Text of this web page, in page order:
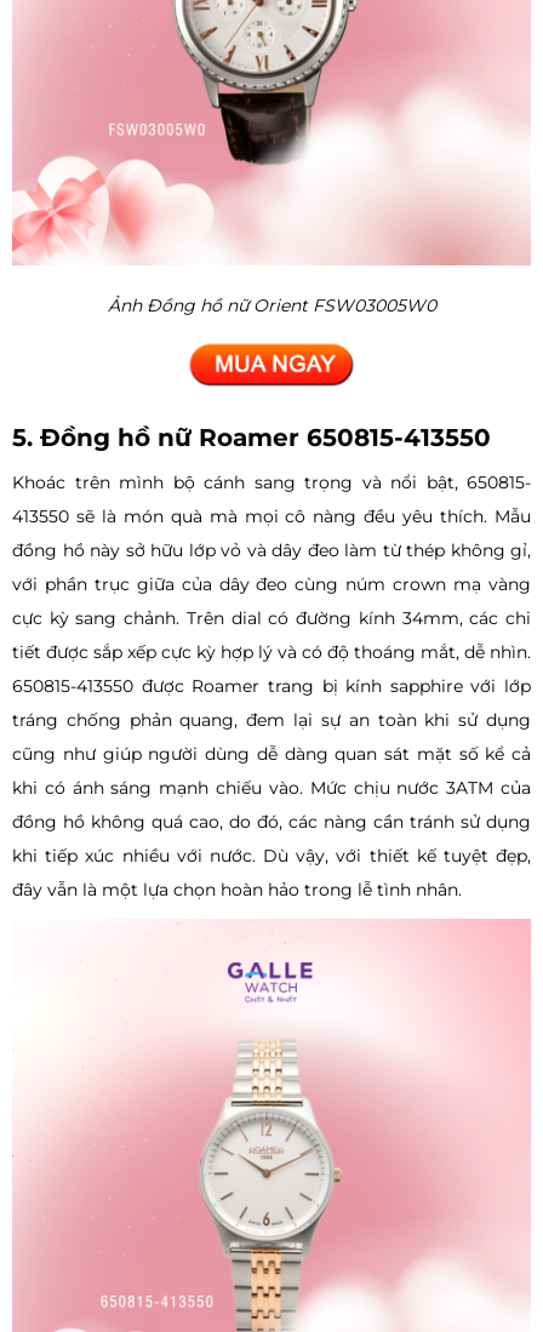
Ảnh Đồng hồ nữ Orient FSW03005W0
5. Đồng hồ nữ Roamer 650815-413550
Khoác trên mình bộ cánh sang trọng và nổi bật, 650815-
413550 sẽ là món quà mà mọi cô nàng đều yêu thích. Mẫu
đồng hồ này sở hữu lớp vỏ và dây đeo làm từ thép không gỉ,
với phần trục giữa của dây đeo cùng núm crown mạ vàng
cực kỳ sang chảnh. Trên dial có đường kính 34mm, các chi
tiết được sắp xếp cực kỳ hợp lý và có độ thoáng mắt, dễ nhìn.
650815-413550 được Roamer trang bị kính sapphire với lớp
tráng chống phản quang, đem lại sự an toàn khi sử dụng
cũng như giúp người dùng dễ dàng quan sát mặt số kể cả
khi có ánh sáng mạnh chiếu vào. Mức chịu nước 3ATM của
đồng hồ không quá cao, do đó, các nàng cần tránh sử dụng
khi tiếp xúc nhiều với nước. Dù vậy, với thiết kế tuyệt đẹp,
đây vẫn là một lựa chọn hoàn hảo trong lễ tình nhân.